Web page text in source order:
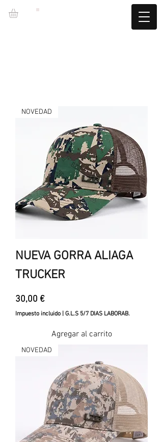
NOVEDAD
NUEVA GORRA ALIAGA
TRUCKER
Precio
30,00 €
Impuesto incluido G.L.S 5/7 DIAS LABORAB.
Agregar al carrito
NOVEDAD